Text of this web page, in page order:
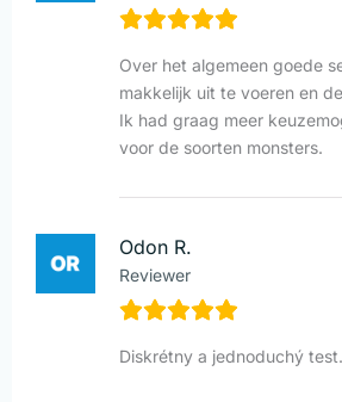
Over het algemeen goede
makkelijk uit te voeren en
Ik had graag meer
voor de soorten monsters.
Odon R.
Reviewer
Diskrétny a jednoduchý test.